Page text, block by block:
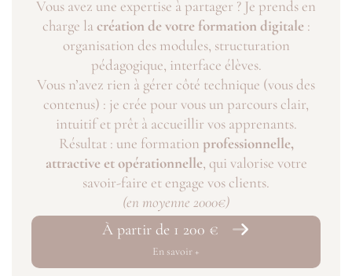
Vous avez une expertise à partager ? Je prends en
charge lacréation de votre formation digitale:
organisation des modules, structuration
pédagogique, interface élèves.
Vous n’avez rien à gérer côté technique (vous des
contenus) : je crée pour vous un parcours clair,
intuitif et prêt à accueillir vos apprenants.
Résultat : une formation professionnelle,
attractive et opérationnelle, qui valorise votre
savoir-faire et engage vos clients.
(en moyenne 2000€)
À partir de 1 200 €
En savoir +